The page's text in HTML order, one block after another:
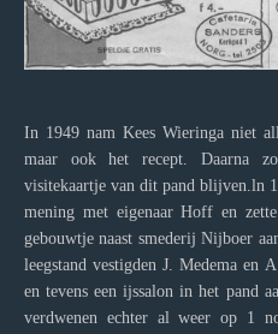
In 1949 nam Kees Wieringa niet
maar ook het recept. Daarna
visitekaartje van dit pand blijven.ln
mening met eigenaar Hoff en
gebouwtje naast smederij Nijboer
leegstand vestigden J. Medema en
en tevens een ijssalon in het pand
verdwenen echter al weer op 1